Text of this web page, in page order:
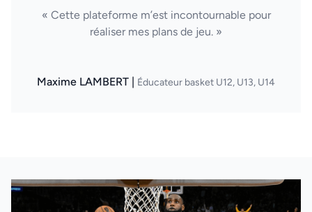
« Cette plateforme m’est incontournable pour
réaliser mes plans de jeu. »
Maxime LAMBERT | Éducateur basket U12, U13, U14